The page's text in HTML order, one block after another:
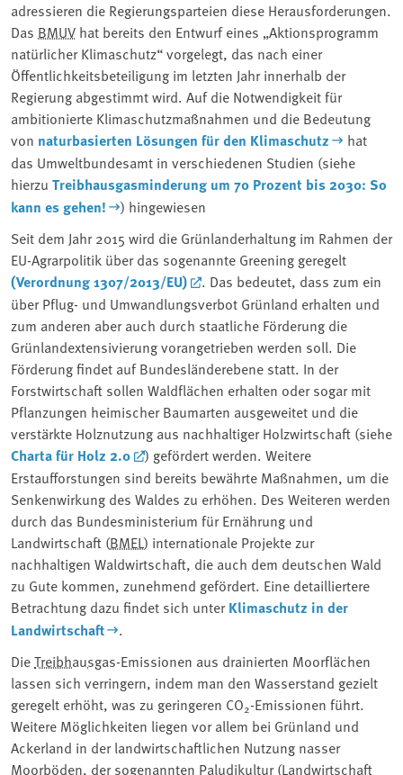
adressieren die Regierungsparteien diese Herausforderungen.
Das BMUV hat bereits den Entwurf eines „Aktionsprogramm
natürlicher Klimaschutz“ vorgelegt, das nach einer
Öffentlichkeitsbeteiligung im letzten Jahr innerhalb der
Regierung abgestimmt wird. Auf die Notwendigkeit für
ambitionierte Klimaschutzmaßnahmen und die Bedeutung
von naturbasierten Lösungen für den Klimaschutz
hat
das Umweltbundesamt in verschiedenen Studien (siehe
hierzu Treibhausgasminderung um 70 Prozent bis 2030: So
kann es gehen!
) hingewiesen
Seit dem Jahr 2015 wird die Grünlanderhaltung im Rahmen der
EU-Agrarpolitik über das sogenannte Greening geregelt
(Verordnung 1307/2013/EU)
. Das bedeutet, dass zum ein
über Pflug- und Umwandlungsverbot Grünland erhalten und
zum anderen aber auch durch staatliche Förderung die
Grünlandextensivierung vorangetrieben werden soll. Die
Förderung findet auf Bundesländerebene statt. In der
Forstwirtschaft sollen Waldflächen erhalten oder sogar mit
Pflanzungen heimischer Baumarten ausgeweitet und die
verstärkte Holznutzung aus nachhaltiger Holzwirtschaft (siehe
Charta für Holz 2.0
) gefördert werden. Weitere
Erstaufforstungen sind bereits bewährte Maßnahmen, um die
Senkenwirkung des Waldes zu erhöhen. Des Weiteren werden
durch das Bundesministerium für Ernährung und
Landwirtschaft (BMEL) internationale Projekte zur
nachhaltigen Waldwirtschaft, die auch dem deutschen Wald
zu Gute kommen, zunehmend gefördert. Eine detailliertere
Betrachtung dazu findet sich unterKlimaschutz in der
Landwirtschaft
.
DieTreibhausgas-Emissionen aus drainierten Moorflächen
lassen sich verringern, indem man den Wasserstand gezielt
geregelt erhöht, was zu geringeren CO2-Emissionen führt.
Weitere Möglichkeiten liegen vor allem bei Grünland und
Ackerland in der landwirtschaftlichen Nutzung nasser
Moorböden, der sogenannten Paludikultur (Landwirtschaft